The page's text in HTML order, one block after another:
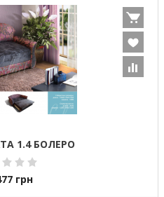
1.4 БОЛЕРО
грн